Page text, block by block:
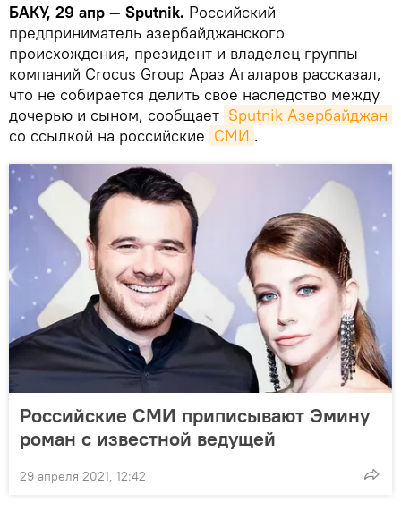
БАКУ, 29 апр — Sputnik. Российский
предприниматель азербайджанского
происхождения, президент и владелец группы
компаний Crocus Group Араз Агаларов рассказал,
что не собирается делить свое наследство между
дочерью и сыном, сообщает Sputnik Азербайджан
со ссылкой на российские СМИ .
Российские СМИ приписывают Эмину
роман с известной ведущей
29 апреля 2021, 12:42